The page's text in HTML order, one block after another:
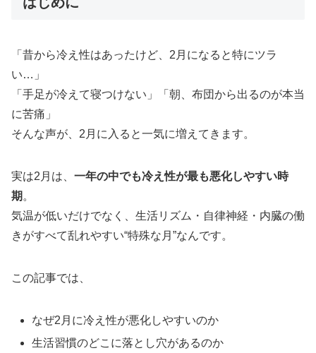
「昔から冷え性はあったけど、2月になると特にツラ
い…」
「手足が冷えて寝つけない」「朝、布団から出るのが本当
に苦痛」
そんな声が、2月に入ると一気に増えてきます。
実は2月は、 一年の中でも冷え性が最も悪化しやすい時
期 。
気温が低いだけでなく、生活リズム・自律神経・内臓の働
きがすべて乱れやすい“特殊な月”なんです。
この記事では、
なぜ2月に冷え性が悪化しやすいのか
生活習慣のどこに落とし穴があるのか